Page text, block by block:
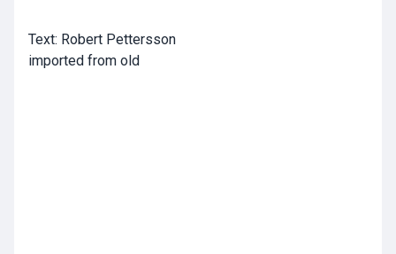
Text: Robert Pettersson
imported from old